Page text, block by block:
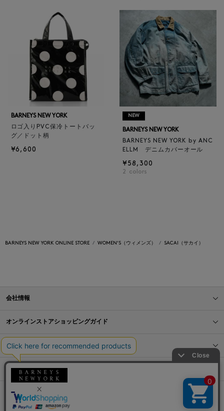
BARNEYS NEW YORK
ロゴ入りPVC保冷トートバッ
グ／ドット柄
¥6,600
NEW
BARNEYS NEW YORK
BARNEYS NEW YORK by ANC
ELLM デニムカバーオール
¥58,300
2 colors
BARNEYS NEW YORK ONLINE STORE WOMEN'S（ウィメンズ） SACAI（サカイ）
会社情報
オンラインストアショッピングガイド
店舗情報
サービス